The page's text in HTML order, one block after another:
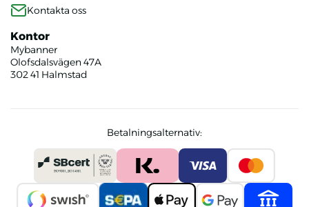
Kontakta oss
Kontor
Mybanner
Olofsdalsvägen 47A
302 41 Halmstad
Betalningsalternativ: